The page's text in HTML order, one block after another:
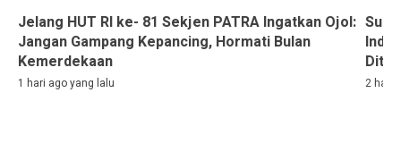
Jelang HUT RI ke- 81 Sekjen PATRA Ingatkan Ojol:
Jangan Gampang Kepancing, Hormati Bulan
Kemerdekaan
1 hari ago yang lalu 2 hari